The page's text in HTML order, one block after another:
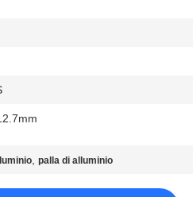
,palla di alluminio